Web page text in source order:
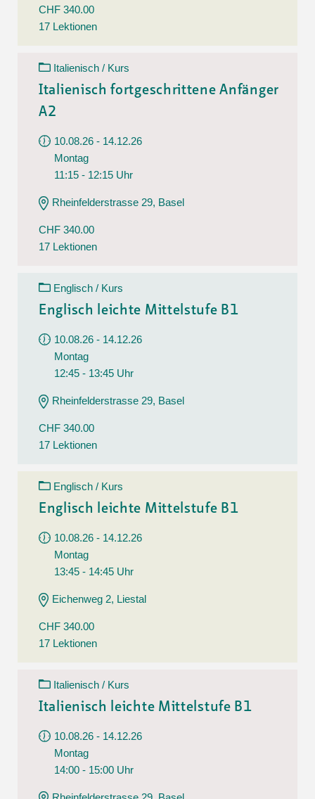
CHF 340.00
17 Lektionen
Italienisch / Kurs
Italienisch fortgeschrittene Anfänger
A2
10.08.26 - 14.12.26
Montag
11:15 - 12:15 Uhr
Rheinfelderstrasse 29, Basel
CHF 340.00
17 Lektionen
Englisch / Kurs
Englisch leichte Mittelstufe B1
10.08.26 - 14.12.26
Montag
12:45 - 13:45 Uhr
Rheinfelderstrasse 29, Basel
CHF 340.00
17 Lektionen
Englisch / Kurs
Englisch leichte Mittelstufe B1
10.08.26 - 14.12.26
Montag
13:45 - 14:45 Uhr
Eichenweg 2, Liestal
CHF 340.00
17 Lektionen
Italienisch / Kurs
Italienisch leichte Mittelstufe B1
10.08.26 - 14.12.26
Montag
14:00 - 15:00 Uhr